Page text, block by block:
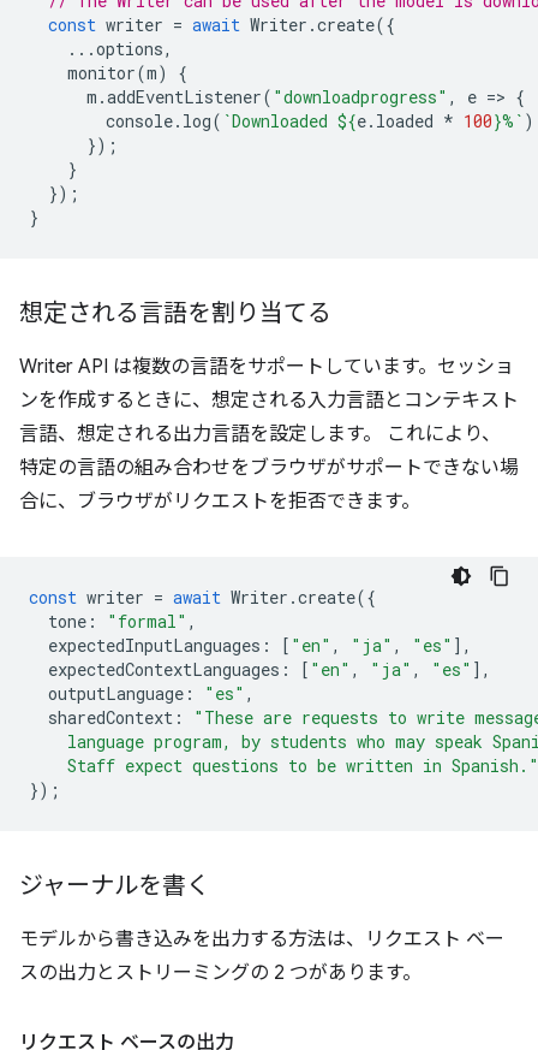
const writer = await Writer .create({
...options,
monitor(m)
{
m .addEventListener( "downloadprogress" , e => {
console. log( `Downloaded ${e. loaded * 100}%`
});
}
});
}
想定される言語を割り当てる
Writer API は複数の言語をサポートしています。セッショ
ンを作成するときに、想定される入力言語とコンテキスト
言語、想定される出力言語を設定します。 これにより、
特定の言語の組み合わせをブラウザがサポートできない場
合に、ブラウザがリクエストを拒否できます。
const writer = await Writer .create({
tone : "formal" ,
expectedInputLanguages : [ "en" , "ja" , "es" ],
expectedContextLanguages : [ "en" , "ja" , "es" ],
outputLanguage : "es" ,
sharedContext :
"These are requests to write
language program, by students who may speak
    Staff expect questions to be written in Spanish."
});
ジャーナルを書く
モデルから書き込みを出力する方法は、リクエスト ベー
スの出力とストリーミングの 2 つがあります。
リクエスト ベースの出力